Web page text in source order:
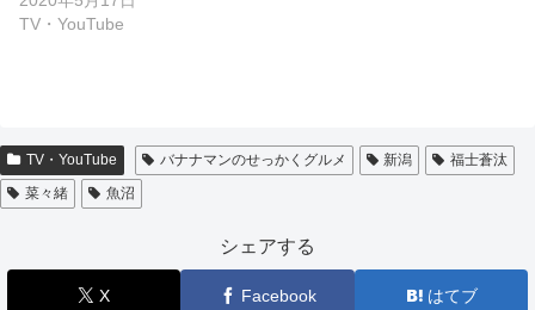
TV・YouTube
TV・YouTube バナナマンのせっかくグルメ 新潟
福士蒼汰
菜々緒
魚沼
シェアする
X Facebook はてブ